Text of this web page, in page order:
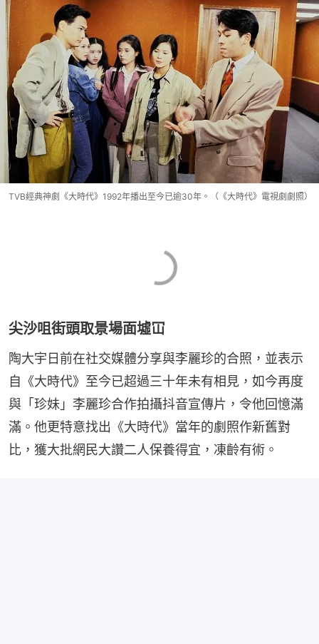
TVB經典神劇《大時代》1992年播出至今已逾30年。（《大時代》電視劇劇照）
尖沙咀街頭取景場面墟冚
陶大宇日前在社交媒體分享與李麗珍的合照，並表示
自《大時代》至今已超過三十年未有相見，如今再度
與「珍妹」李麗珍合作拍攝抖音宣傳片，令他回憶滿
滿。他更特意找出《大時代》當年的劇照作新舊對
比，獲大批網民大讚二人保養得宜，凍齡有術。